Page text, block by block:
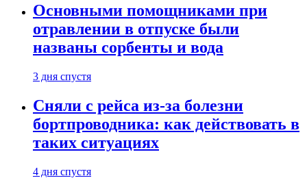
Основными помощниками при
отравлении в отпуске были
названы сорбенты и вода
3 дня спустя
Сняли с рейса из-за болезни
бортпроводника: как действовать в
таких ситуациях
4 дня спустя